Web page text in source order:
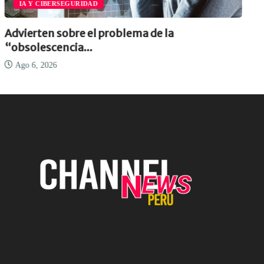
IA Y CIBERSEGURIDAD
Advierten sobre el problema de la
“obsolescencia...
Ago 6, 2026